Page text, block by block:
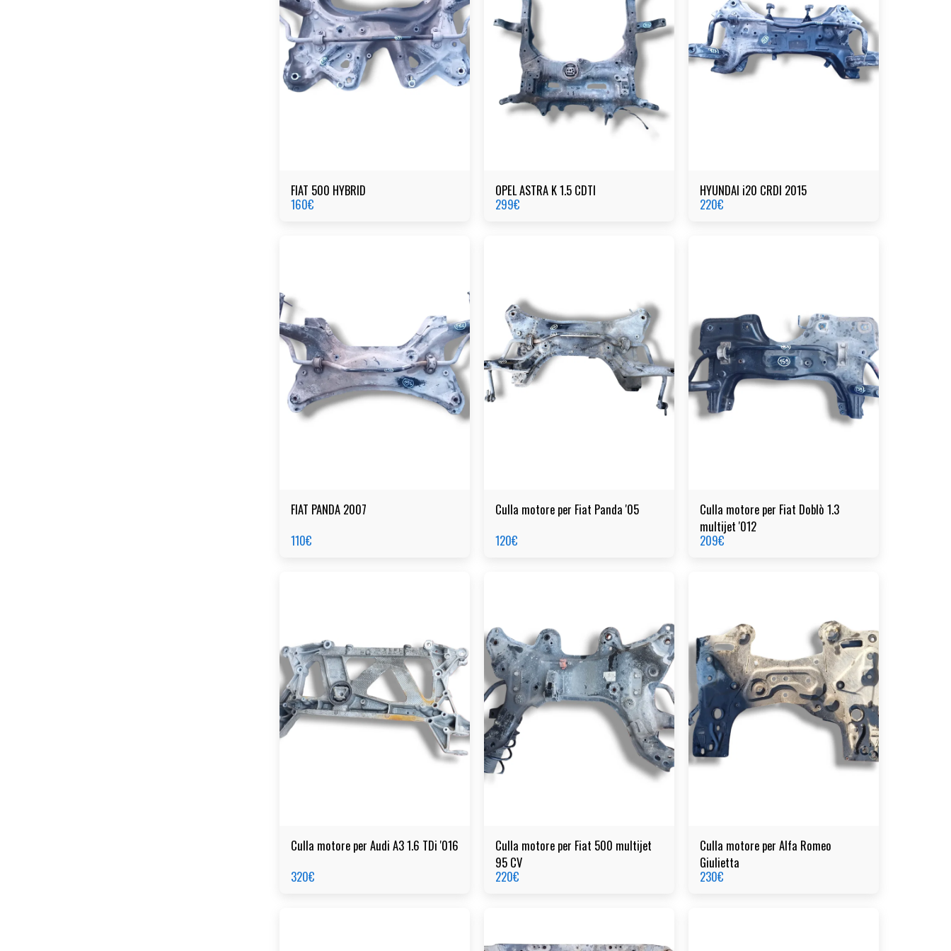
FIAT 500 HYBRID
160€
OPEL ASTRA K 1.5 CDTI
299€
HYUNDAI i20 CRDI 2015
220€
FIAT PANDA 2007
110€
Culla motore per Fiat Panda '05
120€
Culla motore per Fiat Doblò 1.3
multijet '012
209€
Culla motore per Audi A3 1.6 TDi '016
320€
Culla motore per Fiat 500 multijet
95 CV
220€
Culla motore per Alfa Romeo
Giulietta
230€